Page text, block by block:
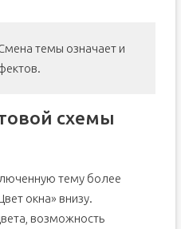
темы означает и
схемы
тему более
окна» внизу.
возможность